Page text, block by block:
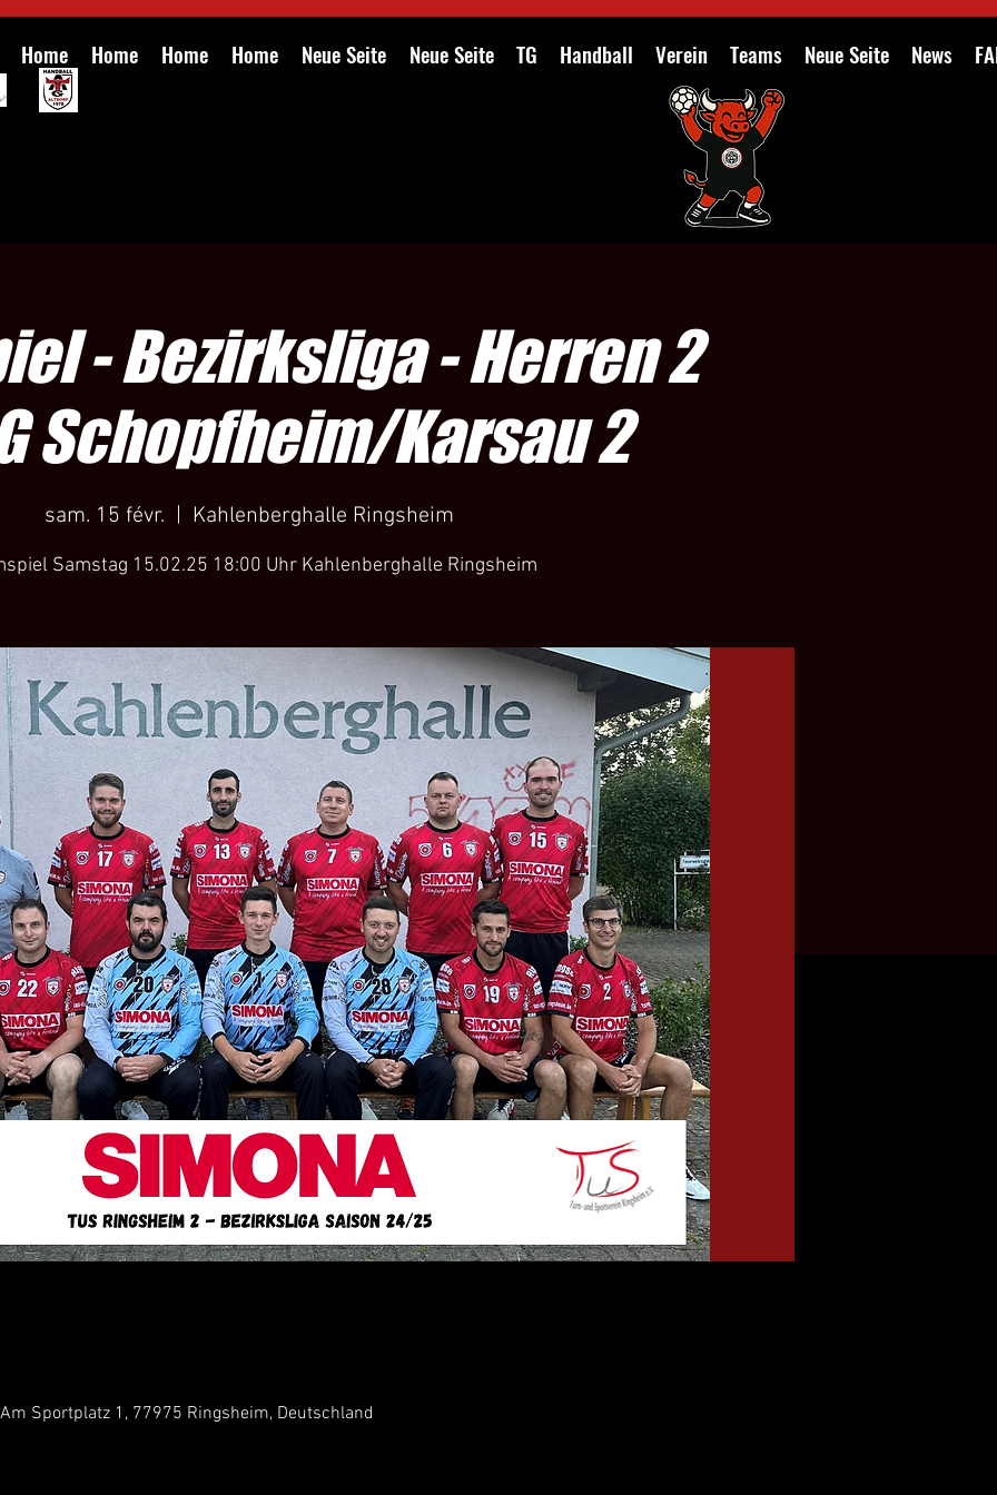
Home Home Home Home Neue Seite Neue Seite TG Handball Verein Teams Neue Seite News
- Bezirksliga - Herren 2
Schopfheim/Karsau 2
sam. 15 févr.
  |
Kahlenberghalle Ringsheim
Samstag 15.02.25 18:00 Uhr Kahlenberghalle Ringsheim
Sportplatz 1, 77975 Ringsheim, Deutschland